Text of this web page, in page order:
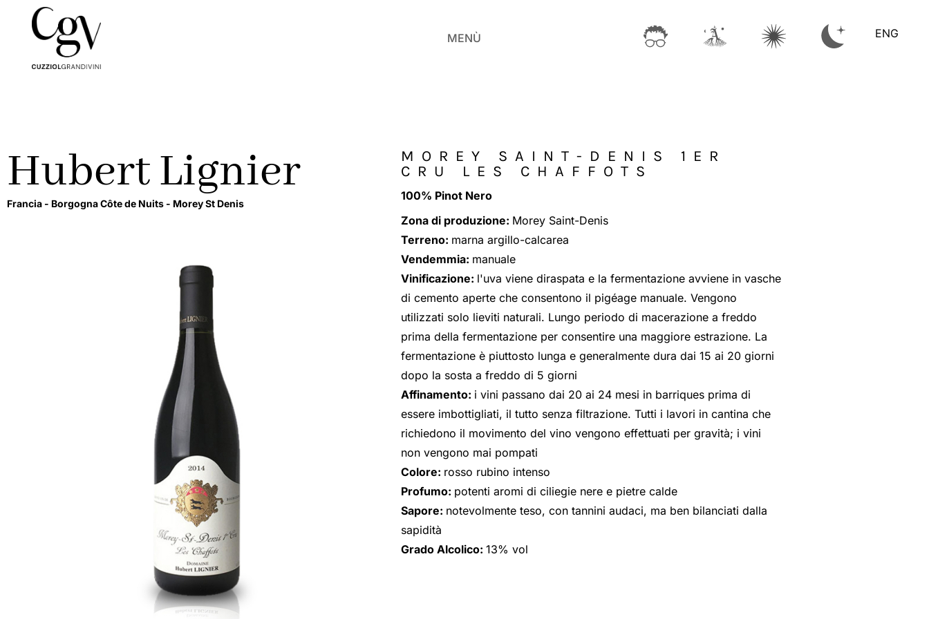
MENÙ ENG
Hubert Lignier
Francia - Borgogna Côte de Nuits - Morey St Denis
MOREY SAINT-DENIS 1ER
CRU LES CHAFFOTS
100% Pinot Nero
Zona di produzione: Morey Saint-Denis
Terreno: marna argillo-calcarea
Vendemmia: manuale
Vinificazione: l'uva viene diraspata e la fermentazione avviene in vasche
di cemento aperte che consentono il pigéage manuale. Vengono
utilizzati solo lieviti naturali. Lungo periodo di macerazione a freddo
prima della fermentazione per consentire una maggiore estrazione. La
fermentazione è piuttosto lunga e generalmente dura dai 15 ai 20 giorni
dopo la sosta a freddo di 5 giorni
Affinamento: i vini passano dai 20 ai 24 mesi in barriques prima di
essere imbottigliati, il tutto senza filtrazione. Tutti i lavori in cantina che
richiedono il movimento del vino vengono effettuati per gravità; i vini
non vengono mai pompati
Colore: rosso rubino intenso
Profumo: potenti aromi di ciliegie nere e pietre calde
Sapore: notevolmente teso, con tannini audaci, ma ben bilanciati dalla
sapidità
Grado Alcolico: 13% vol